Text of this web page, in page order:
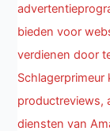
bieden voor
verdienen door
productreviews,
diensten van